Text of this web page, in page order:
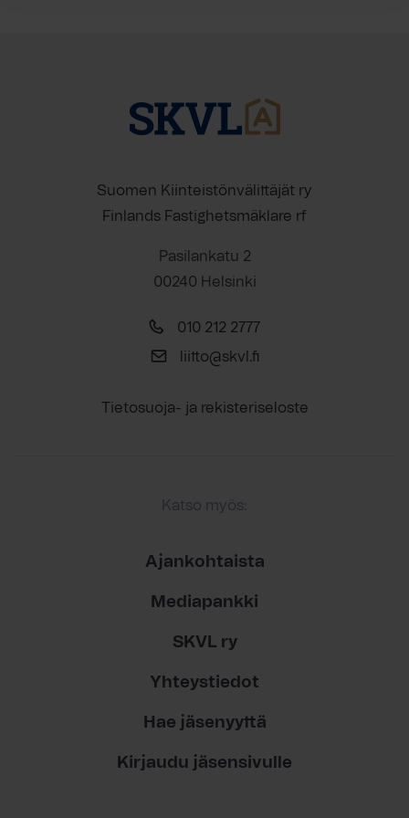
Suomen Kiinteistönvälittäjät ry
Finlands Fastighetsmäklare rf
Pasilankatu 2
00240 Helsinki
010 212 2777
liitto@skvl.fi
Tietosuoja- ja rekisteriseloste
Katso myös:
Ajankohtaista
Mediapankki
SKVL ry
Yhteystiedot
Hae jäsenyyttä
Kirjaudu jäsensivulle